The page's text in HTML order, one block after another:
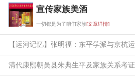
宣传家族美酒
一切都是为了咱们家族[文章详情]
清代康熙朝吴县朱典生平及家族关系考证